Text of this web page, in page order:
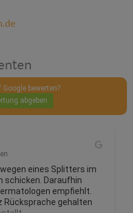
bewerten?
abgeben
eines Splitters im
schicken. Daraufhin
empfiehlt.
Rücksprache gehalten